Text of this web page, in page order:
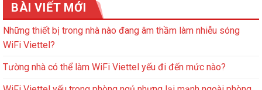
BÀI VIẾT MỚI
Những thiết bị trong nhà nào đang âm thầm làm nhiễu sóng
WiFi Viettel?
Tường nhà có thể làm WiFi Viettel yếu đi đến mức nào?